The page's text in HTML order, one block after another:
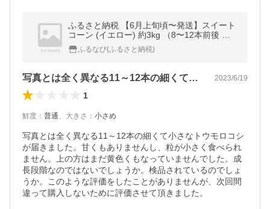
ふるさと納税 【6月上旬頃〜発送】スイート
コーン (イエロー) 約3kg （8〜12本前後 ）
とうもろこし 野菜 夏 香川県さぬき市
ふるなび(ふるさと納税)
写真とは全く異なる11～12本の細くて… 2023/6/19
1
鮮度 ： 普通、 大きさ ： 小さめ
写真とは全く異なる11～12本の細くて小さなトウモロコシ
が届きました。甘くもありませんし、粒が小さく食べられ
ません。上の方はまだ黄色くもなっていませんでした。成
長段階なのではないでしょうか。検品されているのでしょ
うか。このような評価をしたことがありませんが、次回間
違って購入しないために評価させて頂きました。